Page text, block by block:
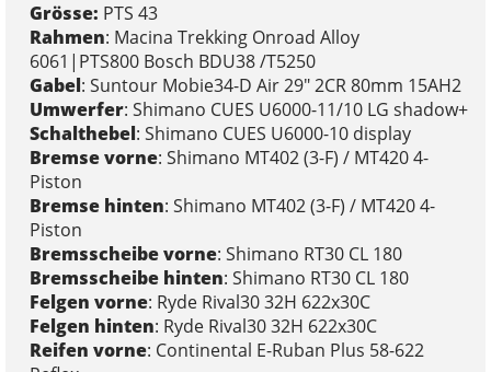
Grösse: PTS 43
Rahmen: Macina Trekking Onroad Alloy
6061|PTS800 Bosch BDU38 /T5250
Gabel: Suntour Mobie34-D Air 29" 2CR 80mm 15AH2
Umwerfer: Shimano CUES U6000-11/10 LG shadow+
Schalthebel: Shimano CUES U6000-10 display
Bremse vorne: Shimano MT402 (3-F) / MT420 4-
Piston
Bremse hinten: Shimano MT402 (3-F) / MT420 4-
Piston
Bremsscheibe vorne: Shimano RT30 CL 180
Bremsscheibe hinten: Shimano RT30 CL 180
Felgen vorne: Ryde Rival30 32H 622x30C
Felgen hinten: Ryde Rival30 32H 622x30C
Reifen vorne: Continental E-Ruban Plus 58-622